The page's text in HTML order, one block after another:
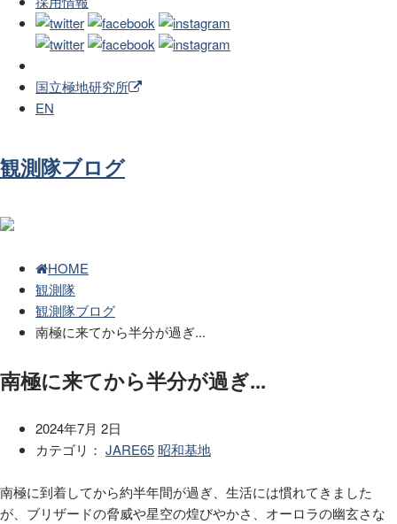
国立極地研究所
EN
観測隊ブログ
HOME
観測隊
観測隊ブログ
南極に来てから半分が過ぎ...
南極に来てから半分が過ぎ...
2024年7月 2日
カテゴリ： JARE65 昭和基地
南極に到着してから約半年間が過ぎ、生活には慣れてきました
が、ブリザードの脅威や星空の煌びやかさ、オーロラの幽玄さな